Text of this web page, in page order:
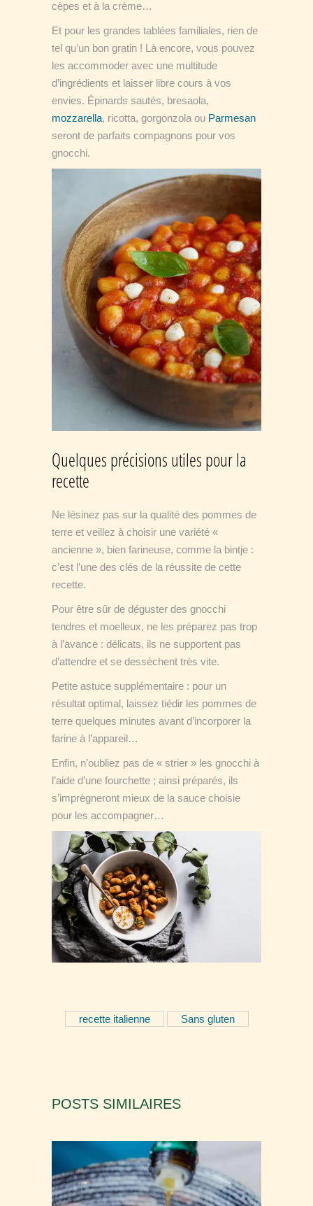
cèpes et à la crème…
Et pour les grandes tablées familiales, rien de
tel qu’un bon gratin ! Là encore, vous pouvez
les accommoder avec une multitude
d’ingrédients et laisser libre cours à vos
envies. Épinards sautés, bresaola,
mozzarella, ricotta, gorgonzola ou Parmesan
seront de parfaits compagnons pour vos
gnocchi.
Quelques précisions utiles pour la
recette
Ne lésinez pas sur la qualité des pommes de
terre et veillez à choisir une variété «
ancienne », bien farineuse, comme la bintje :
c’est l’une des clés de la réussite de cette
recette.
Pour être sûr de déguster des gnocchi
tendres et moelleux, ne les préparez pas trop
à l’avance : délicats, ils ne supportent pas
d’attendre et se dessèchent très vite.
Petite astuce supplémentaire : pour un
résultat optimal, laissez tiédir les pommes de
terre quelques minutes avant d’incorporer la
farine à l’appareil…
Enfin, n’oubliez pas de « strier » les gnocchi à
l’aide d’une fourchette ; ainsi préparés, ils
s’imprègneront mieux de la sauce choisie
pour les accompagner…
recette italienne Sans gluten
POSTS SIMILAIRES